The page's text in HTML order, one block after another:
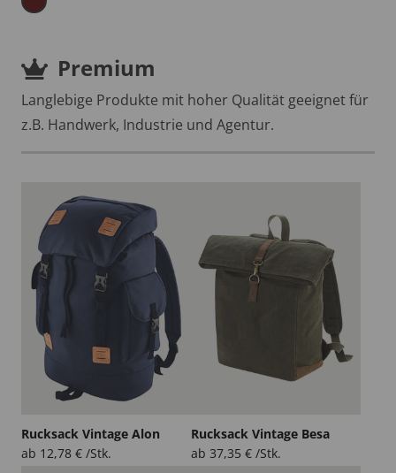
Premium
Langlebige Produkte mit hoher Qualität geeignet für
z.B. Handwerk, Industrie und Agentur.
Rucksack Vintage Alon
ab 12,78 € /Stk.
Rucksack Vintage Besa
ab 37,35 € /Stk.